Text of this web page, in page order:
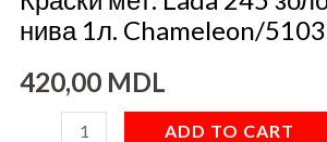
нива 1л. Chameleon/
420,00 MDL
1л.
quantity
ADD TO CART